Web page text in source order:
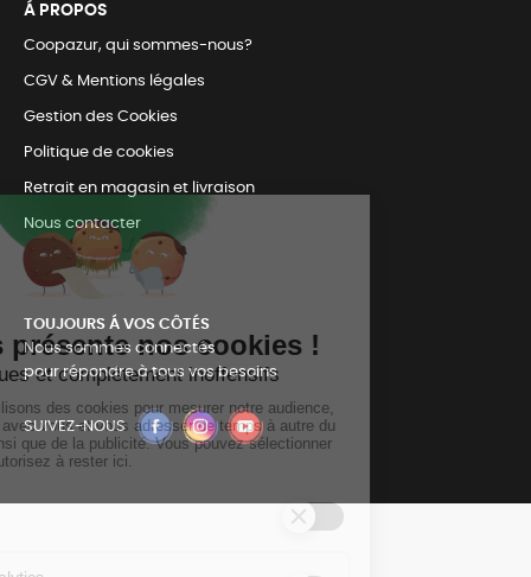
Á PROPOS
Coopazur, qui sommes-nous?
CGV & Mentions légales
Gestion des Cookies
Politique de cookies
Retrait en magasin et livraison
Nous contacter
TOUJOURS Á VOS CÔTÉS
Nous sommes connectés
pour répondre à tous vos besoins
SUIVEZ-NOUS